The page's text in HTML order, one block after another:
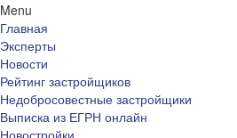
Menu
Главная
Эксперты
Новости
Рейтинг застройщиков
Недобросовестные застройщики
Выписка из ЕГРН онлайн
Новостройки